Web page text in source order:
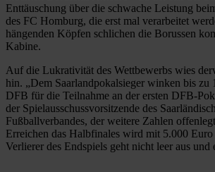
Enttäuschung über die schwache Leistung
des FC Homburg, die erst mal verarbeitet
hängenden Köpfen schlichen die Borussen
Kabine.
Auf die Lukrativität des Wettbewerbs wies
hin. „Dem Saarlandpokalsieger winken bis zu
DFB für die Teilnahme an der ersten DFB-
der Spielausschussvorsitzende des
Fußballverbandes, der weitere Zahlen
Erreichen das Halbfinales wird mit 5.000
Verlierer des Endspiels geht nicht leer aus und